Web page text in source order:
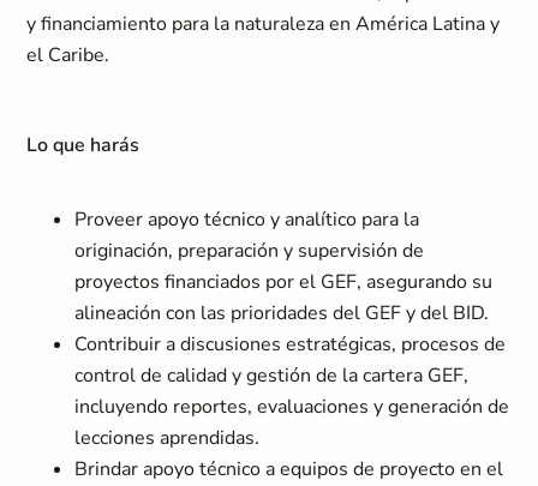
y financiamiento para la naturaleza en América Latina y
el Caribe.
Lo que harás
Proveer apoyo técnico y analítico para la
originación, preparación y supervisión de
proyectos financiados por el GEF, asegurando su
alineación con las prioridades del GEF y del BID.
Contribuir a discusiones estratégicas, procesos de
control de calidad y gestión de la cartera GEF,
incluyendo reportes, evaluaciones y generación de
lecciones aprendidas.
Brindar apoyo técnico a equipos de proyecto en el